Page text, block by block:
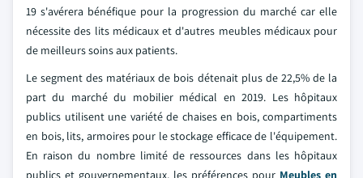
19 s'avérera bénéfique pour la progression du marché car elle
nécessite des lits médicaux et d'autres meubles médicaux pour
de meilleurs soins aux patients.
Le segment des matériaux de bois détenait plus de 22,5% de la
part du marché du mobilier médical en 2019. Les hôpitaux
publics utilisent une variété de chaises en bois, compartiments
en bois, lits, armoires pour le stockage efficace de l'équipement.
En raison du nombre limité de ressources dans les hôpitaux
publics et gouvernementaux, les préférences pour Meubles en